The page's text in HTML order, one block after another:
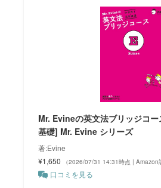
Mr. Evineの英文法ブリッジコ
基礎] Mr. Evine シリーズ
著:Evine
¥1,650
（2026/07/31 14:31時点 | Amazon
口コミを見る